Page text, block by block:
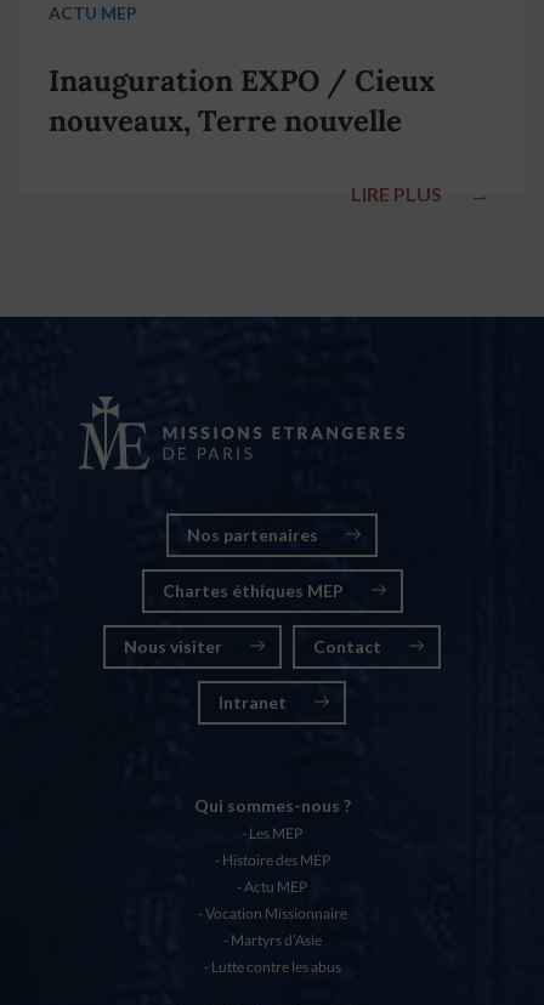
ACTU MEP
Inauguration EXPO / Cieux
nouveaux, Terre nouvelle
LIRE PLUS →
Nos partenaires
Chartes éthiques MEP
Nous visiter Contact
Intranet
Qui sommes-nous ?
Les MEP
Histoire des MEP
Actu MEP
Vocation Missionnaire
Martyrs d’Asie
Lutte contre les abus